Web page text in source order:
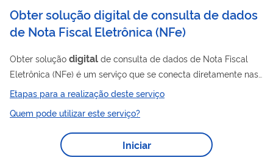
Obter solução digital de consulta de dados
de Nota Fiscal Eletrônica (NFe)
Obter solução digital de consulta de dados de Nota Fiscal
Eletrônica (NFe) é um serviço que se conecta diretamente nas
bases do Sistema Público de Escrituração
uma ferramenta (API) para consulta em massa às informações
Etapas para a realização deste serviço
Quem pode utilizar este serviço?
Iniciar